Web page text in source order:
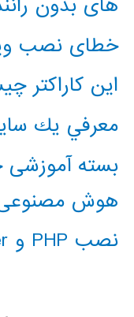
خطای نصب
این کاراکتر
معرفي يك
بسته
هوش
نصب PHP و composer در ویندوز 10